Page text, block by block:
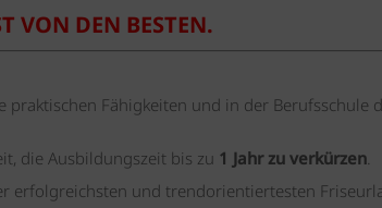
VON DEN BESTEN.
praktischen Fähigkeiten und in der Berufsschule
die Ausbildungszeit bis zu 1 Jahr zu verkürzen.
erfolgreichsten und trendorientiertesten